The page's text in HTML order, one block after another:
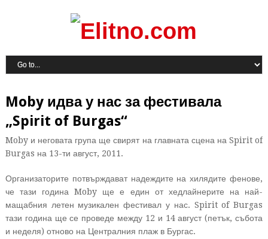
Moby идва у нас за фестивала
„Spirit of Burgas“
Moby и неговата група ще свирят на главната сцена на Spirit of
Burgas на 13-ти август, 2011.
Организаторите потвърждават надеждите на хилядите фенове,
че тази година Moby ще е един от хедлайнерите на най-
мащабния летен музикален фестивал у нас. Spirit of Burgas
тази година ще се проведе между 12 и 14 август (петък, събота
и неделя) отново на Централния плаж в Бургас.